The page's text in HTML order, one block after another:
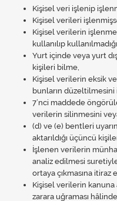
Kişisel veri işlenip
Kişisel verileri
Kişisel verilerin işlenme
kullanılıp
Yurt içinde veya yurt
kişileri bilme,
Kişisel verilerin eksik
bunların düzeltilmesini
7’nci maddede
verilerin silinmesini
(d) ve (e) bentleri
aktarıldığı üçüncü
İşlenen verilerin
analiz edilmesi
ortaya çıkmasına itiraz
Kişisel verilerin kanuna
zarara uğraması